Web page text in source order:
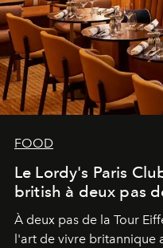
FOOD
Le Lordy's Paris
british à deux pas
À deux pas de la Tour
l'art de vivre britannique